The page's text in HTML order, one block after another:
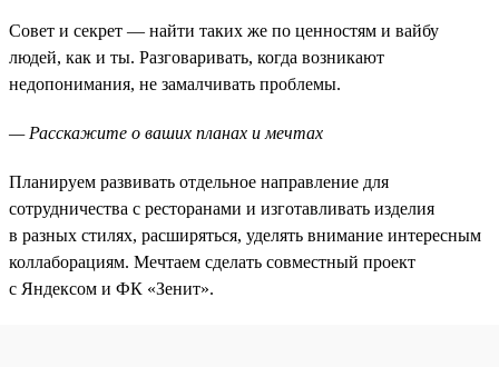
Совет и секрет — найти таких же по ценностям и вайбу
людей, как и ты. Разговаривать, когда возникают
недопонимания, не замалчивать проблемы.
— Расскажите о ваших планах и мечтах
Планируем развивать отдельное направление для
сотрудничества с ресторанами и изготавливать изделия
в разных стилях, расширяться, уделять внимание интересным
коллаборациям. Мечтаем сделать совместный проект
с Яндексом и ФК «Зенит».